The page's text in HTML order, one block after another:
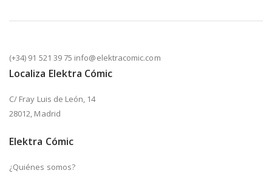
(+34) 91 521 39 75 info@elektracomic.com
Localiza Elektra Cómic
C/ Fray Luis de León, 14
28012, Madrid
Elektra Cómic
¿Quiénes somos?